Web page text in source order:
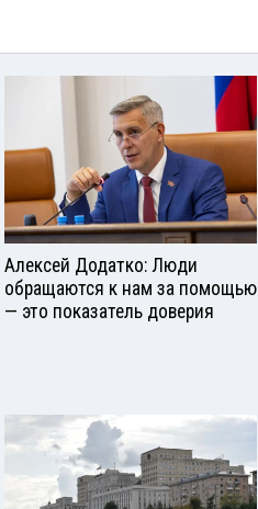
Алексей Додатко: Люди
обращаются к нам за помощью
— это показатель доверия